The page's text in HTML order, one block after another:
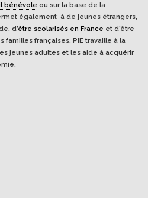
bénévole ou sur la base de la
également à de jeunes étrangers,
d’être scolarisés en France et d’être
françaises. PIE travaille à la
jeunes adultes et les aide à acquérir